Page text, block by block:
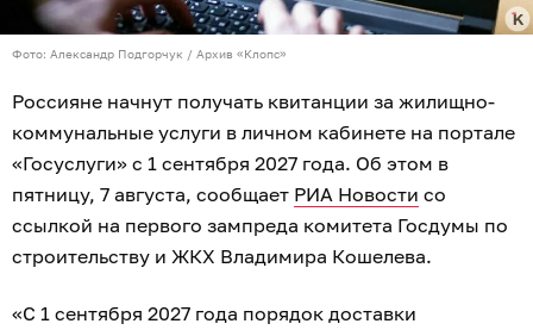
Фото: Александр Подгорчук / Архив «Клопс»
Россияне начнут получать квитанции за жилищно-
коммунальные услуги в личном кабинете на портале
«Госуслуги» с 1 сентября 2027 года. Об этом в
пятницу, 7 августа, сообщает РИА Новости со
ссылкой на первого зампреда комитета Госдумы по
строительству и ЖКХ Владимира Кошелева.
«С 1 сентября 2027 года порядок доставки